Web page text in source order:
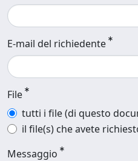
E-mail del richiedente
File
tutti i file (di questo
il file(s) che avete
Messaggio